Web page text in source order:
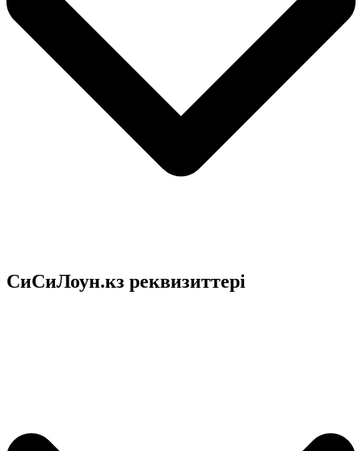
СиСиЛоун.кз реквизиттері